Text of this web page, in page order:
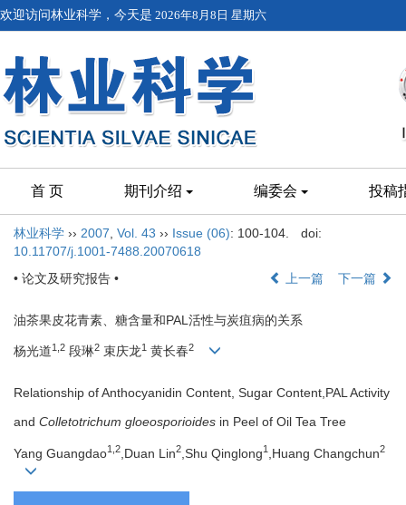
欢迎访问林业科学，今天是 2026年8月8日 星期六
首 页 期刊介绍 编委会 投稿
林业科学 ›› 2007 Vol. 43 ›› Issue (06): 100-104.
doi:
10.11707/j.1001-7488.20070618
• 论文及研究报告 •
上一篇 下一篇
油茶果皮花青素、糖含量和PAL活性与炭疽病的关系
杨光道1,2 段琳2 束庆龙1 黄长春2
Relationship of Anthocyanidin Content, Sugar Content,PAL Activity
and Colletotrichum gloeosporioides in Peel of Oil Tea Tree
Yang Guangdao1,2 ,Duan Lin2 ,Shu Qinglong1 ,Huang Changchun2